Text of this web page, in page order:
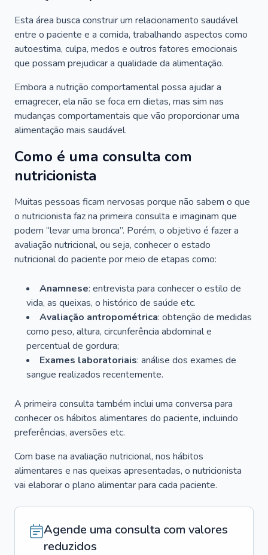
Esta área busca construir um relacionamento saudável
entre o paciente e a comida, trabalhando aspectos como
autoestima, culpa, medos e outros fatores emocionais
que possam prejudicar a qualidade da alimentação.
Embora a nutrição comportamental possa ajudar a
emagrecer, ela não se foca em dietas, mas sim nas
mudanças comportamentais que vão proporcionar uma
alimentação mais saudável.
Como é uma consulta com
nutricionista
Muitas pessoas ficam nervosas porque não sabem o que
o nutricionista faz na primeira consulta e imaginam que
podem “levar uma bronca”. Porém, o objetivo é fazer a
avaliação nutricional, ou seja, conhecer o estado
nutricional do paciente por meio de etapas como:
Anamnese: entrevista para conhecer o estilo de
vida, as queixas, o histórico de saúde etc.
Avaliação antropométrica: obtenção de medidas
como peso, altura, circunferência abdominal e
percentual de gordura;
Exames laboratoriais: análise dos exames de
sangue realizados recentemente.
A primeira consulta também inclui uma conversa para
conhecer os hábitos alimentares do paciente, incluindo
preferências, aversões etc.
Com base na avaliação nutricional, nos hábitos
alimentares e nas queixas apresentadas, o nutricionista
vai elaborar o plano alimentar para cada paciente.
Agende uma consulta com valores
reduzidos